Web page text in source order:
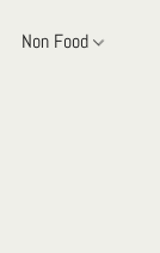
Non Food